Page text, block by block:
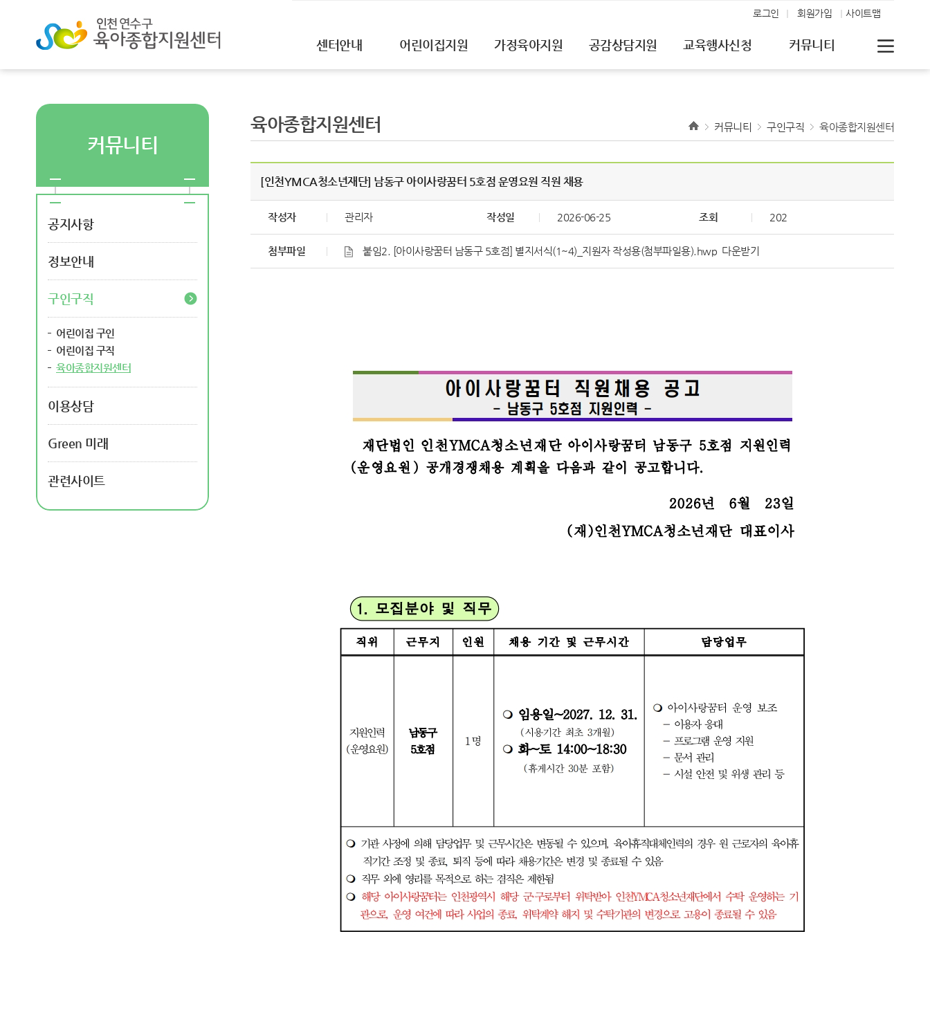
로그인 회원가입 사이트맵
센터안내 어린이집지원 가정육아지원 공감상담지원 교육행사신청 커뮤니티
커뮤니티
공지사항
정보안내
구인구직
어린이집 구인
어린이집 구직
육아종합지원센터
이용상담
Green 미래
관련사이트
육아종합지원센터 커뮤니티 구인구직 육아종합지원센터
[인천YMCA청소년재단] 남동구 아이사랑꿈터 5호점 운영요원 직원 채용
작성자 관리자 작성일 2026-06-25 조회 202
첨부파일 붙임2. [아이사랑꿈터 남동구 5호점] 별지서식(1~4)_지원자 작성용(첨부파일용).hwp 다운받기